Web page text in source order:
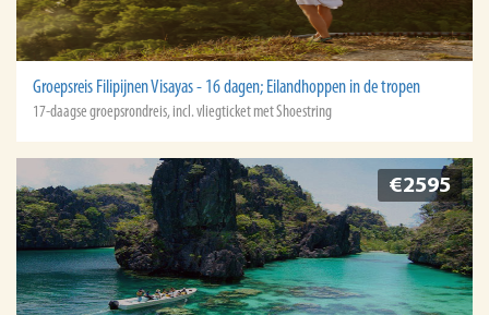
Groepsreis Filipijnen Visayas - 16 dagen; Eilandhoppen in de tropen
17-daagse groepsrondreis, incl. vliegticket met Shoestring
€2595